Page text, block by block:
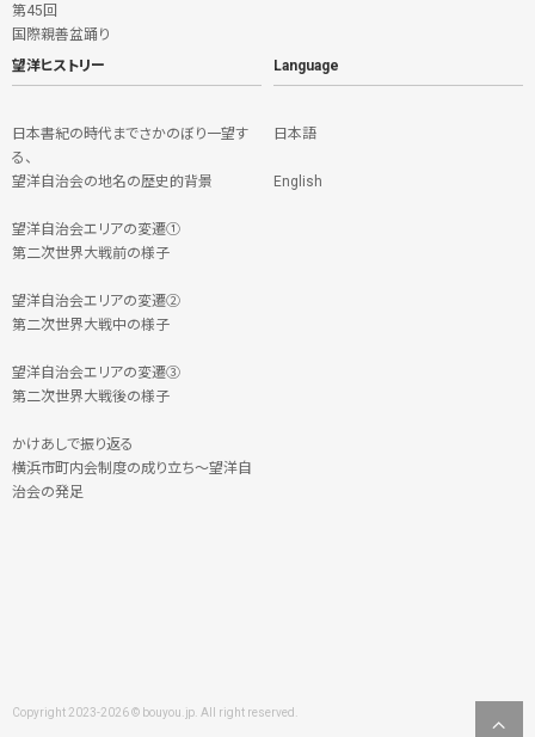
第45回
国際親善盆踊り
望洋ヒストリー
日本書紀の時代までさかのぼり一望す
る、
望洋自治会の地名の歴史的背景
望洋自治会エリアの変遷①
第二次世界大戦前の様子
望洋自治会エリアの変遷②
第二次世界大戦中の様子
望洋自治会エリアの変遷③
第二次世界大戦後の様子
かけあしで振り返る
横浜市町内会制度の成り立ち～望洋自
治会の発足
Language
日本語
English
Copyright 2023-2026 © bouyou.jp. All right reserved.